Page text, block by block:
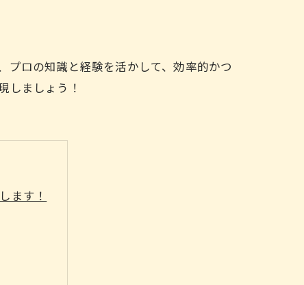
プロの知識と経験を活かして、効率的かつ
しましょう！
ます！